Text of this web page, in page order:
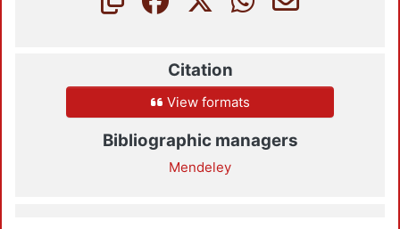
Citation
View formats
Bibliographic managers
Mendeley